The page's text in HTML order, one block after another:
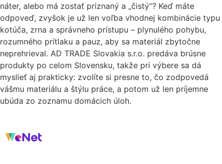
náter, alebo má zostať priznaný a „čistý“? Keď máte
odpoveď, zvyšok je už len voľba vhodnej kombinácie typu
kotúča, zrna a správneho prístupu – plynulého pohybu,
rozumného prítlaku a pauz, aby sa materiál zbytočne
neprehrieval. AD TRADE Slovakia s.r.o. predáva brúsne
produkty po celom Slovensku, takže pri výbere sa dá
myslieť aj prakticky: zvolíte si presne to, čo zodpovedá
vášmu materiálu a štýlu práce, a potom už len príjemne
ubúda zo zoznamu domácich úloh.